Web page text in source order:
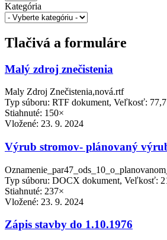
Kategória
Tlačivá a formuláre
Malý zdroj znečistenia
Maly Zdroj Znečistenia,nová.rtf
Typ súboru: RTF dokument, Veľkosť:
Stiahnuté: 150×
Vložené: 23. 9. 2024
Výrub stromov- plánovaný
Typ súboru: DOCX dokument, Veľkosť:
Stiahnuté: 237×
Vložené: 23. 9. 2024
Zápis stavby do 1.10.1976